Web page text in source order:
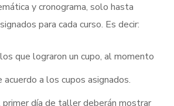
y cronograma, solo hasta
para cada curso. Es decir:
que lograron un cupo, al momento
acuerdo a los cupos asignados.
primer día de taller deberán mostrar